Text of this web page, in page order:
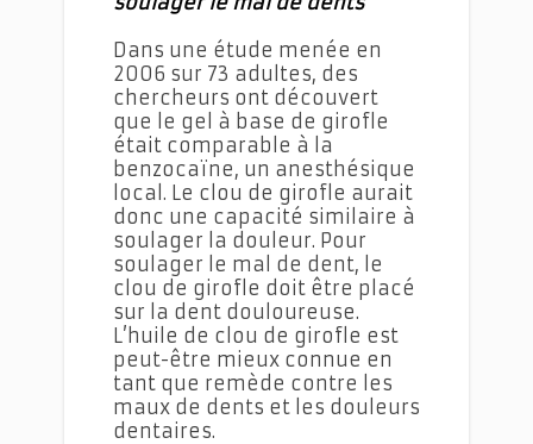
Dans une étude menée en
2006 sur 73 adultes, des
chercheurs ont découvert
que le gel à base de girofle
était comparable à la
benzocaïne, un anesthésique
local. Le clou de girofle aurait
donc une capacité similaire à
soulager la douleur. Pour
soulager le mal de dent, le
clou de girofle doit être placé
sur la dent douloureuse.
L’huile de clou de girofle est
peut-être mieux connue en
tant que remède contre les
maux de dents et les douleurs
dentaires.